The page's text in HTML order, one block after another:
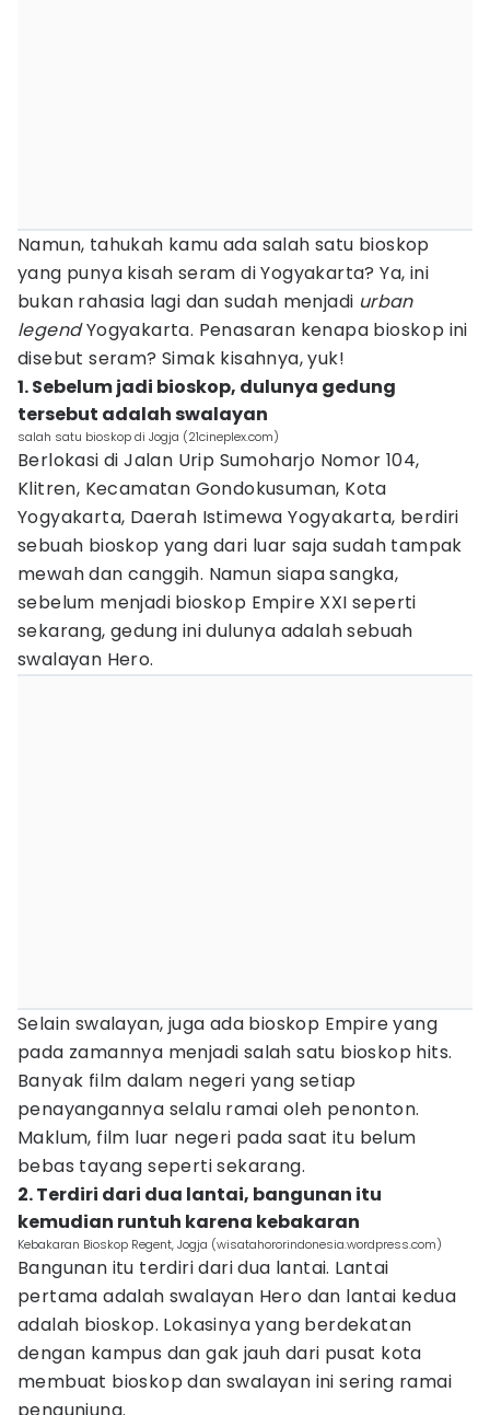
Namun, tahukah kamu ada salah satu bioskop
yang punya kisah seram di Yogyakarta? Ya, ini
bukan rahasia lagi dan sudah menjadi urban
legendYogyakarta. Penasaran kenapa bioskop ini
disebut seram? Simak kisahnya, yuk!
1. Sebelum jadi bioskop, dulunya gedung
tersebut adalah swalayan
salah satu bioskop di Jogja (21cineplex.com)
Berlokasi di Jalan Urip Sumoharjo Nomor 104,
Klitren, Kecamatan Gondokusuman, Kota
Yogyakarta, Daerah Istimewa Yogyakarta, berdiri
sebuah bioskop yang dari luar saja sudah tampak
mewah dan canggih. Namun siapa sangka,
sebelum menjadi bioskop Empire XXI seperti
sekarang, gedung ini dulunya adalah sebuah
swalayan Hero.
Selain swalayan, juga ada bioskop Empire yang
pada zamannya menjadi salah satu bioskop hits.
Banyak film dalam negeri yang setiap
penayangannya selalu ramai oleh penonton.
Maklum, film luar negeri pada saat itu belum
bebas tayang seperti sekarang.
2. Terdiri dari dua lantai, bangunan itu
kemudian runtuh karena kebakaran
Kebakaran Bioskop Regent, Jogja (wisatahororindonesia.wordpress.com)
Bangunan itu terdiri dari dua lantai. Lantai
pertama adalah swalayan Hero dan lantai kedua
adalah bioskop. Lokasinya yang berdekatan
dengan kampus dan gak jauh dari pusat kota
membuat bioskop dan swalayan ini sering ramai